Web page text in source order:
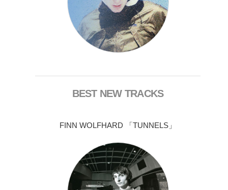
BEST NEW TRACKS
FINN WOLFHARD 「TUNNELS」